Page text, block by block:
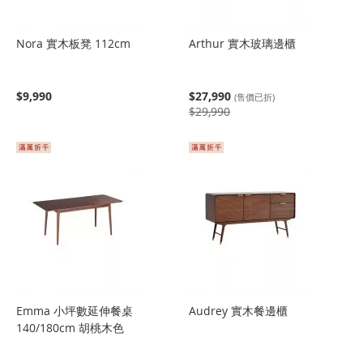
Nora 實木板凳 112cm
$9,990
Arthur 實木玻璃邊櫃
$27,990 (售價已折)
$29,990
Emma 小坪數延伸餐桌
140/180cm 胡桃木色
Audrey 實木餐邊櫃